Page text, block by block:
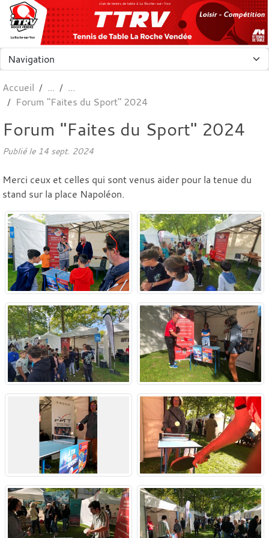
club de tennis de table à La Roche-sur-Yon
Accueil
Forum "Faites du Sport" 2024
Forum "Faites du Sport" 2024
Publié le 14 sept. 2024
Merci ceux et celles qui sont venus aider pour la tenue du
stand sur la place Napoléon.
Panneau de gestion des cookies